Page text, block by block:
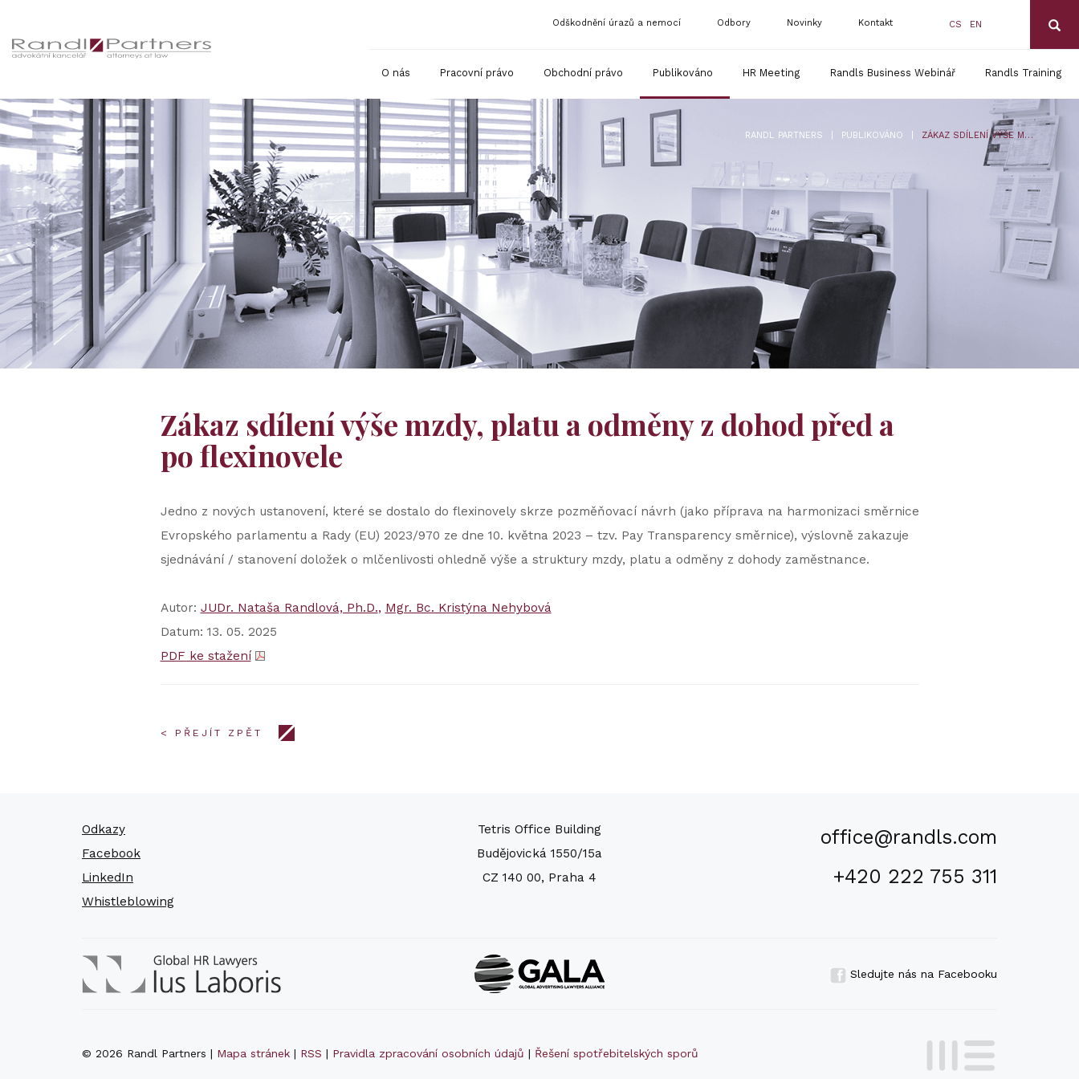
CS EN
Odškodnění úrazů a nemocí Odbory Novinky Kontakt
O nás Pracovní právo Obchodní právo Publikováno HR Meeting Randls Business Webinář Randls Training
RANDL PARTNERS PUBLIKOVÁNO ZÁKAZ SDÍLENÍ VÝŠE MZDY, PLATU A ODMĚNY Z DOHOD PŘED A PO FLEXINOVELE
Zákaz sdílení výše mzdy, platu a odměny z dohod před a
po flexinovele
Jedno z nových ustanovení, které se dostalo do flexinovely skrze pozměňovací návrh (jako příprava na harmonizaci směrnice
Evropského parlamentu a Rady (EU) 2023/970 ze dne 10. května 2023 – tzv. Pay Transparency směrnice), výslovně zakazuje
sjednávání / stanovení doložek o mlčenlivosti ohledně výše a struktury mzdy, platu a odměny z dohody zaměstnance.
Autor: JUDr. Nataša Randlová, Ph.D.
Mgr. Bc. Kristýna Nehybová
Datum: 13. 05. 2025
PDF ke stažení
< PŘEJÍT ZPĚT
Odkazy
Facebook
LinkedIn
Whistleblowing
Tetris Office Building
Budějovická 1550/15a
CZ 140 00, Praha 4
office@randls.com
+420 222 755 311
Sledujte nás na Facebooku
© 2026 Randl Partners | Mapa stránek | RSS | Pravidla zpracování osobních údajů | Řešení spotřebitelských sporů